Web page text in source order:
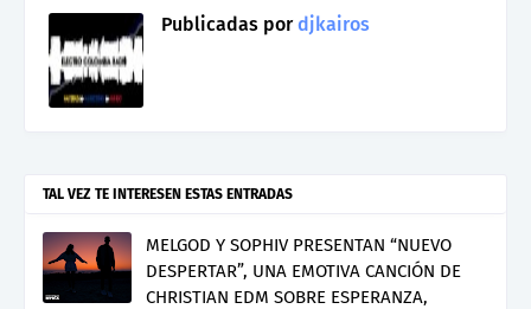
Publicadas pordjkairos
TAL VEZ TE INTERESEN ESTAS ENTRADAS
MELGOD Y SOPHIV PRESENTAN “NUEVO
DESPERTAR”, UNA EMOTIVA CANCIÓN DE
CHRISTIAN EDM SOBRE ESPERANZA,